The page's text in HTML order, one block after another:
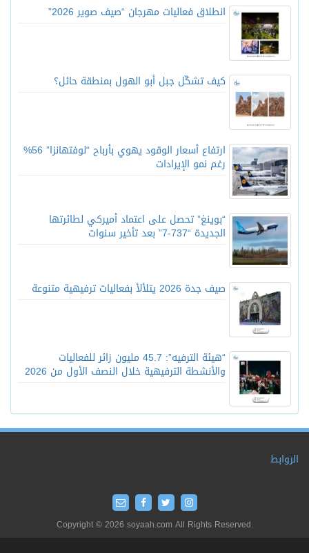
انطلاق فعاليات مهرجان “صيف صوير 2026”
كيف تشكّل جبل أبو الهول بمنطقة حائل؟
ارتفاع أسعار الوقود يهوي بأرباح “لوفتهانزا” 56%
رغم نمو الإيرادات
“بوينغ” تحصل على اعتماد أميركي لطائرتها
الجديدة “737-7” بعد تأخير سنوات
صيف جدة 2026 يتلألأ بفعاليات ترفيهية متنوعة
“هيئة الترفيه”: 45.7 مليون زائر للفعاليات
والأنشطة الترفيهية خلال النصف الأول من 2026
الروابط
Copyright © 2026 soyaah.com All Rights Reserved.